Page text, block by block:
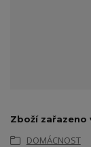
Zboží
DOMÁCNOST